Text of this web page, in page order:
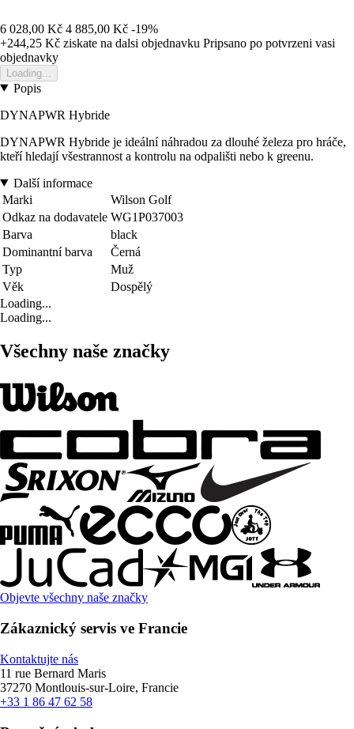
6 028,00 Kč 4 885,00 Kč -19%
+244,25 Kč ziskate na dalsi objednavku Pripsano po potvrzeni vasi
objednavky
Loading...
Popis
DYNAPWR Hybride
DYNAPWR Hybride je ideální náhradou za dlouhé železa pro hráče,
kteří hledají všestrannost a kontrolu na odpališti nebo k greenu.
Další informace
Marki
Wilson Golf
Odkaz na dodavatele WG1P037003
Barva
black
Dominantní barva
Černá
Typ
Muž
Věk
Dospělý
Loading...
Loading...
Všechny naše značky
Objevte všechny naše značky
Zákaznický servis ve Francie
Kontaktujte nás
11 rue Bernard Maris
37270 Montlouis-sur-Loire, Francie
+33 1 86 47 62 58